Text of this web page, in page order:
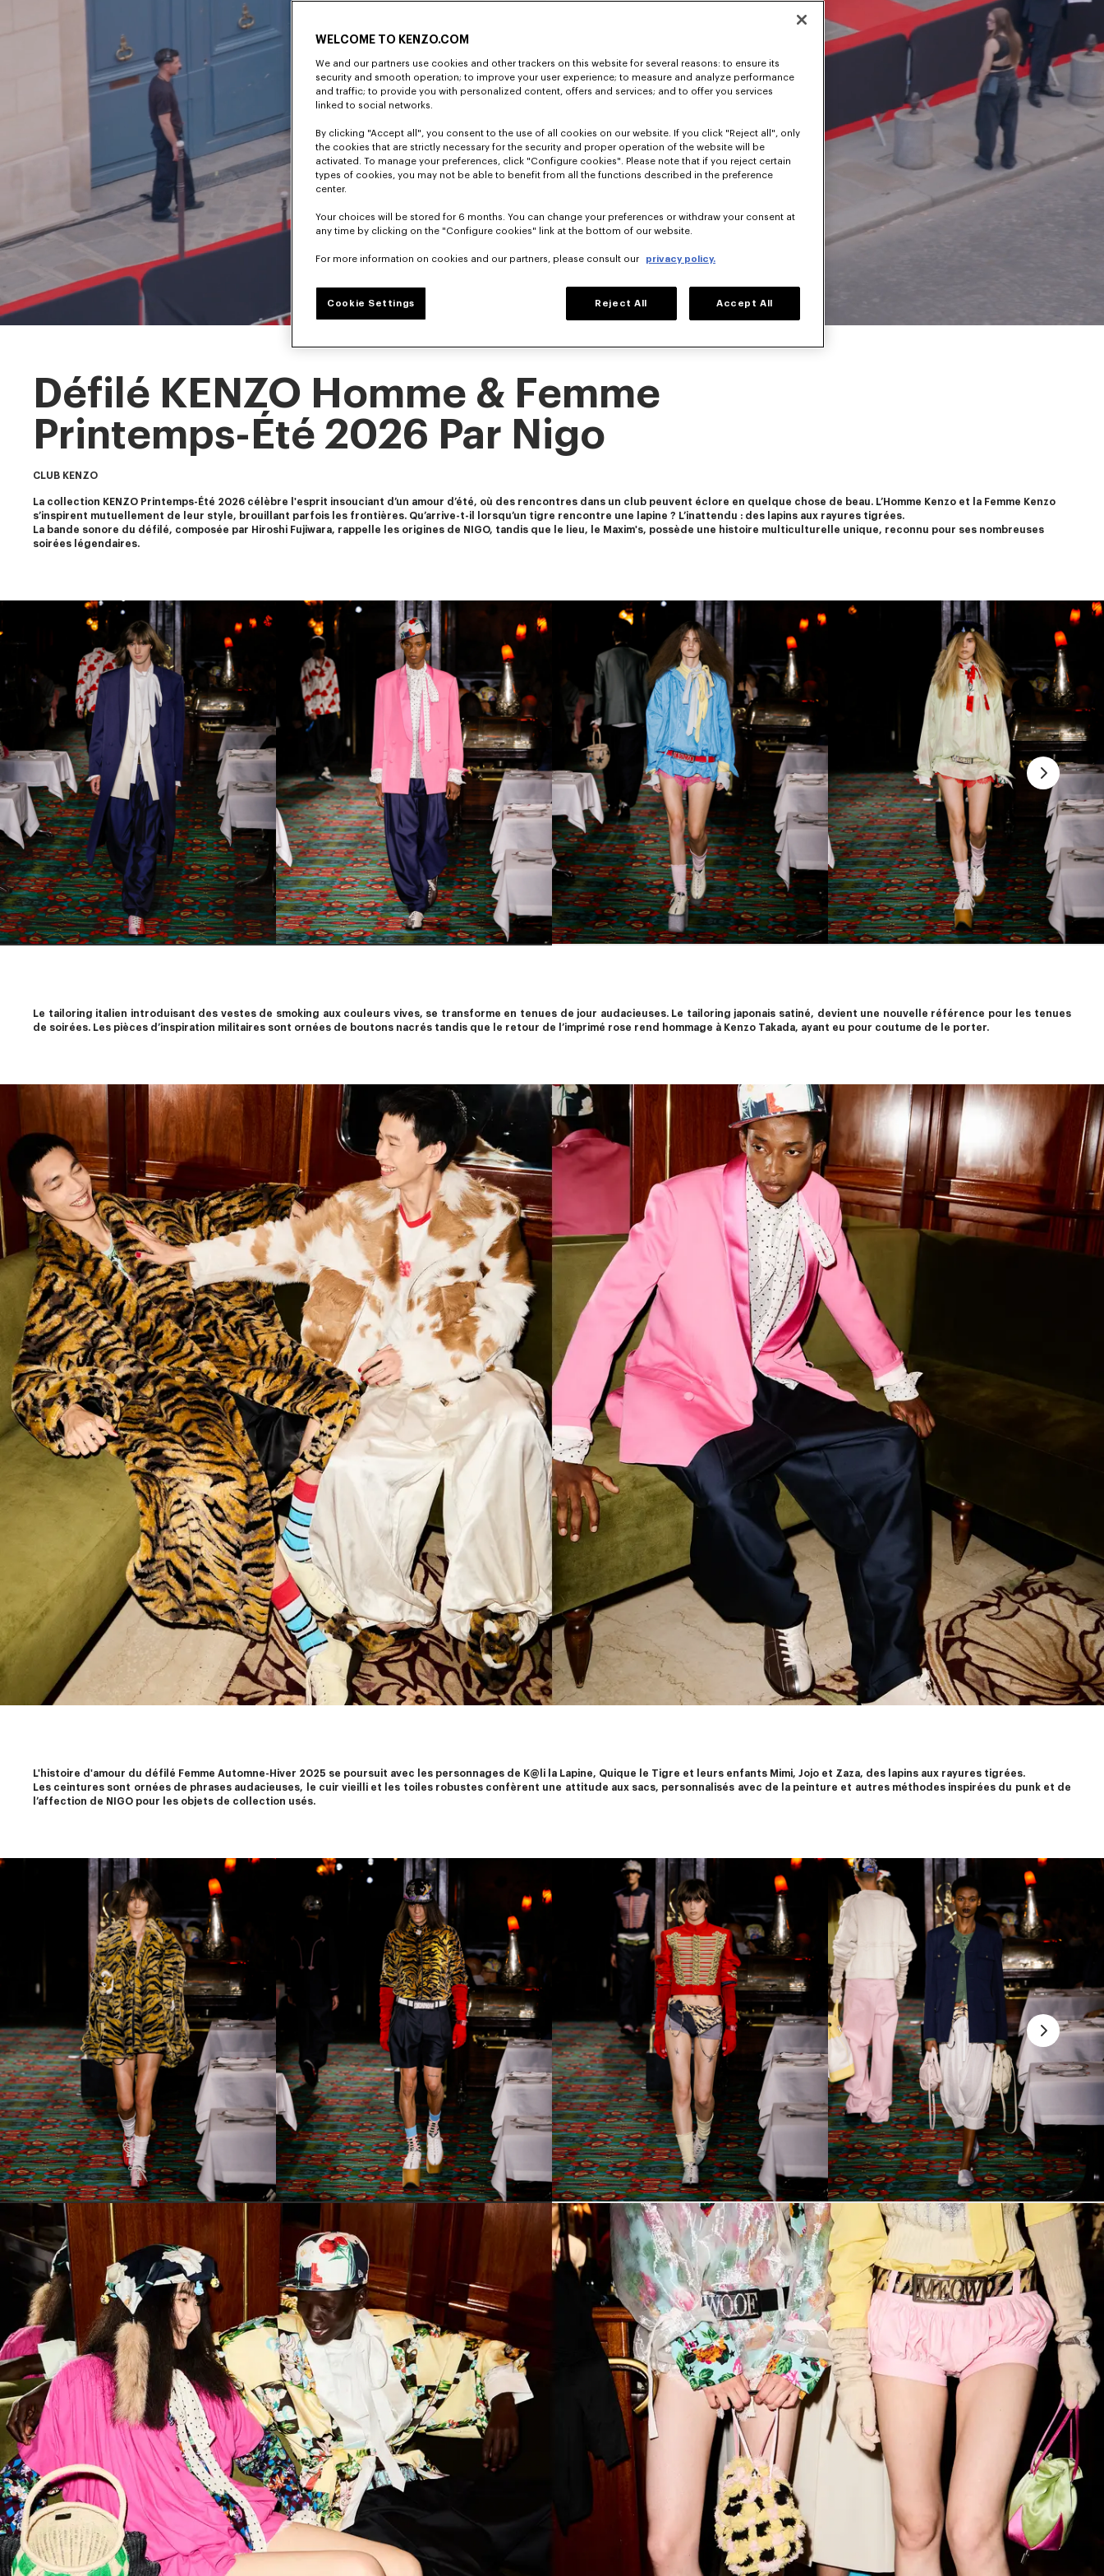
Pause
Défilé KENZO Homme & Femme
Printemps-Été 2026 Par Nigo
CLUB KENZO
La collection KENZO Printemps-Été 2026 célèbre l'esprit insouciant d’un amour d’été, où des rencontres dans un club peuvent éclore en quelque chose de beau. L’Homme Kenzo et la Femme Kenzo
s’inspirent mutuellement de leur style, brouillant parfois les frontières. Qu’arrive-t-il lorsqu’un tigre rencontre une lapine ? L’inattendu : des lapins aux rayures tigrées.
La bande sonore du défilé, composée par Hiroshi Fujiwara, rappelle les origines de NIGO, tandis que le lieu, le Maxim's, possède une histoire multiculturelle unique, reconnu pour ses nombreuses
soirées légendaires.
Le tailoring italien introduisant des vestes de smoking aux couleurs vives, se transforme en tenues de jour audacieuses. Le tailoring japonais satiné, devient une nouvelle référence pour les tenues
de soirées. Les pièces d’inspiration militaires sont ornées de boutons nacrés tandis que le retour de l’imprimé rose rend hommage à Kenzo Takada, ayant eu pour coutume de le porter.
L'histoire d'amour du défilé Femme Automne-Hiver 2025 se poursuit avec les personnages de K@li la Lapine, Quique le Tigre et leurs enfants Mimi, Jojo et Zaza, des lapins aux rayures tigrées.
Les ceintures sont ornées de phrases audacieuses, le cuir vieilli et les toiles robustes confèrent une attitude aux sacs, personnalisés avec de la peinture et autres méthodes inspirées du punk et de
l’affection de NIGO pour les objets de collection usés.
WELCOME TO KENZO.COM
We and our partners use cookies and other trackers on this website for several reasons: to ensure its
security and smooth operation; to improve your user experience; to measure and analyze performance
and traffic; to provide you with personalized content, offers and services; and to offer you services
linked to social networks.
By clicking "Accept all", you consent to the use of all cookies on our website. If you click "Reject all", only
the cookies that are strictly necessary for the security and proper operation of the website will be
activated. To manage your preferences, click "Configure cookies". Please note that if you reject certain
types of cookies, you may not be able to benefit from all the functions described in the preference
center.
Your choices will be stored for 6 months. You can change your preferences or withdraw your consent at
any time by clicking on the "Configure cookies" link at the bottom of our website.
For more information on cookies and our partners, please consult our privacy policy.
Cookie Settings Reject All Accept All